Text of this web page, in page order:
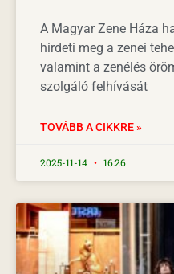
A Magyar Zene Háza
hirdeti meg a zenei
valamint a zenélés
szolgáló felhívását
TOVÁBB A CIKKRE »
2025-11-14 16:26